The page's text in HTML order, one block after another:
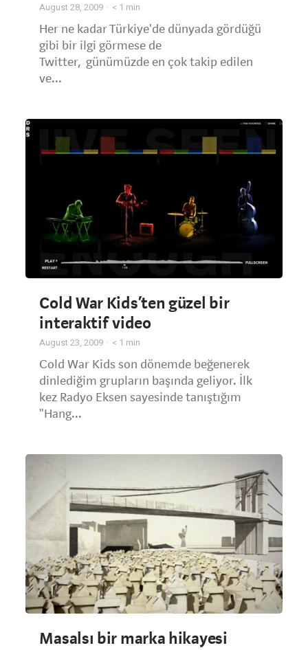
August 28, 2009 < 1 min
Her ne kadar Türkiye'de dünyada gördüğü
gibi bir ilgi görmese de
Twitter, günümüzde en çok takip edilen
ve...
Cold War Kids’ten güzel bir
interaktif video
August 23, 2009 < 1 min
Cold War Kids son dönemde beğenerek
dinlediğim grupların başında geliyor. İlk
kez Radyo Eksen sayesinde tanıştığım
"Hang...
Masalsı bir marka hikayesi